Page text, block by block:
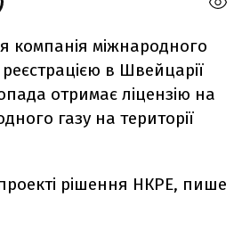
компанія міжнародного
в Швейцарії
отримає ліцензію на
газу на території
рішення НКРЕ, пише